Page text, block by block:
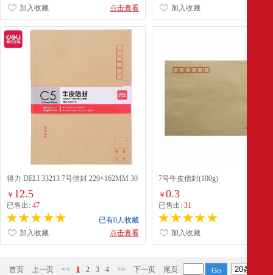
点击查看
加入收藏 加入收藏
得力 DELI 33213 7号信封 229×162MM 30
张包 米黄色
￥ 12.5
已售出: 47
已有0人收藏
点击查看
加入收藏
7号牛皮信封(100g)
￥0.3
已售出:31
加入收藏
首页 上一页 << 1 2 3 4 >> 下一页 尾页